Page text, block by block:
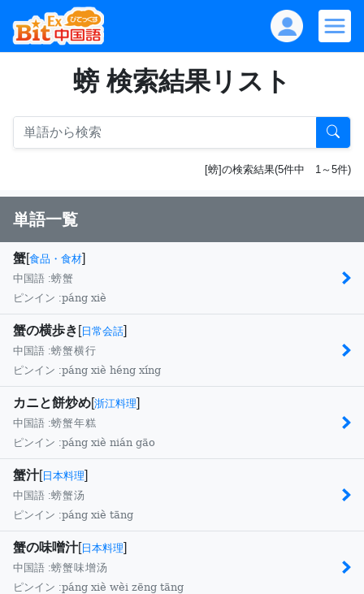
螃 検索結果リスト
[螃]の検索結果(5件中 1～5件)
単語一覧
蟹[食品・食材]
中国語 :螃蟹
ピンイン :páng xiè
蟹の横歩き [ 日常会話]
中国語 :螃蟹横行
ピンイン :páng xiè héng xíng
カニと餅炒め[浙江料理]
中国語 :螃蟹年糕
ピンイン :páng xiè nián gāo
蟹汁[ 日本料理]
中国語 :螃蟹汤
ピンイン :páng xiè tāng
蟹の味噌汁[ 日本料理]
中国語 :螃蟹味增汤
ピンイン :páng xiè wèi zēng tāng